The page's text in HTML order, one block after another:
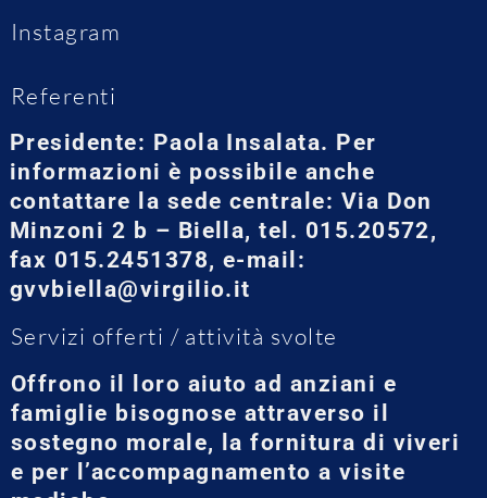
Instagram
Referenti
Presidente: Paola Insalata. Per
informazioni è possibile anche
contattare la sede centrale: Via Don
Minzoni 2 b – Biella, tel. 015.20572,
fax 015.2451378, e-mail:
gvvbiella@virgilio.it
Servizi offerti / attività svolte
Offrono il loro aiuto ad anziani e
famiglie bisognose attraverso il
sostegno morale, la fornitura di viveri
e per l’accompagnamento a visite